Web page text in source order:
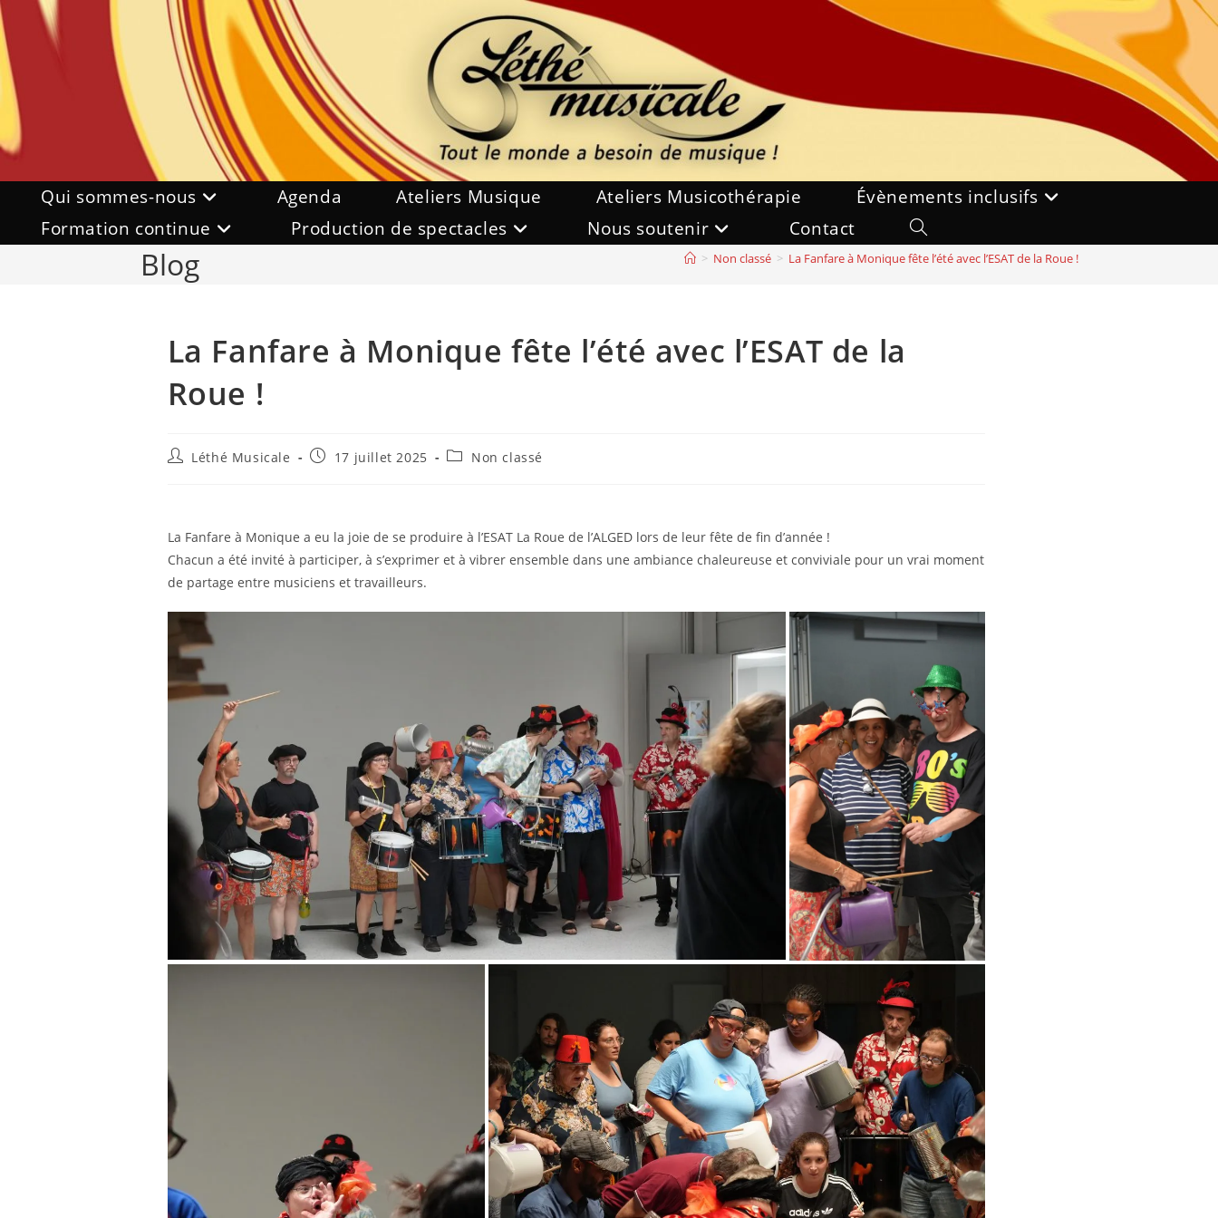
Skip
to
content
Qui sommes-nous Agenda Ateliers Musique Ateliers Musicothérapie
Évènements inclusifs
Formation continue
Production de spectacles Nous soutenir Contact
Toggle
website
Blog > Non classé > La Fanfare à Monique fête l’été avec l’ESAT de la Roue !
La Fanfare à Monique fête l’été avec l’ESAT de la
Roue !
Auteur/autrice
Léthé Musicale
Publication
17 juillet 2025
PostNon classé
La Fanfare à Monique a eu la joie de se produire à l’ESAT La Roue de l’ALGED lors de leur fête de fin d’année !
Chacun a été invité à participer, à s’exprimer et à vibrer ensemble dans une ambiance chaleureuse et conviviale pour un vrai moment
de partage entre musiciens et travailleurs.